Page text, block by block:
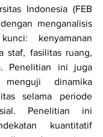
Indonesia (FEB
menganalisis
kenyamanan
staf, fasilitas ruang,
Penelitian ini juga
dinamika
selama periode
Penelitian ini
kuantitatif